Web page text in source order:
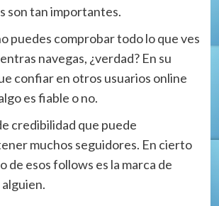
son tan importantes.
puedes comprobar todo lo que ves
navegas, ¿verdad? En su
confiar en otros usuarios online
es fiable o no.
credibilidad que puede
muchos seguidores. En cierto
de esos follows es la marca de